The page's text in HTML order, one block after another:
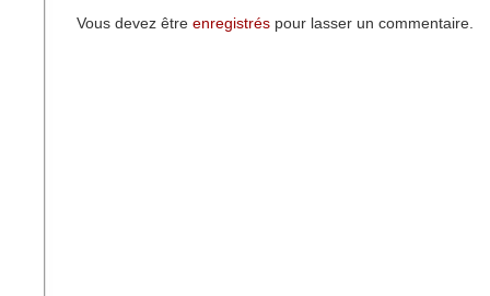
Vous devez être enregistrés pour lasser un commentaire.